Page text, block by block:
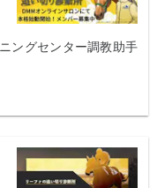
ングセンター調教助手